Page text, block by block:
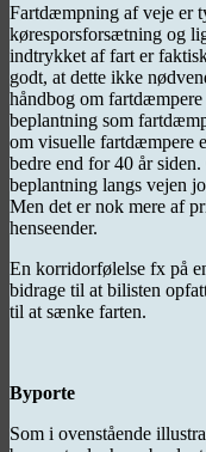
Fartdæmpning af veje er
køresporsforsætning og
indtrykket af fart er
godt, at dette ikke
håndbog om
beplantning som
om visuelle fartdæmpere
bedre end for 40 år
beplantning langs vejen
Men det er nok mere af
henseender.
En korridorfølelse fx på
bidrage til at bilisten
til at sænke farten.
Byporte
Som i ovenstående